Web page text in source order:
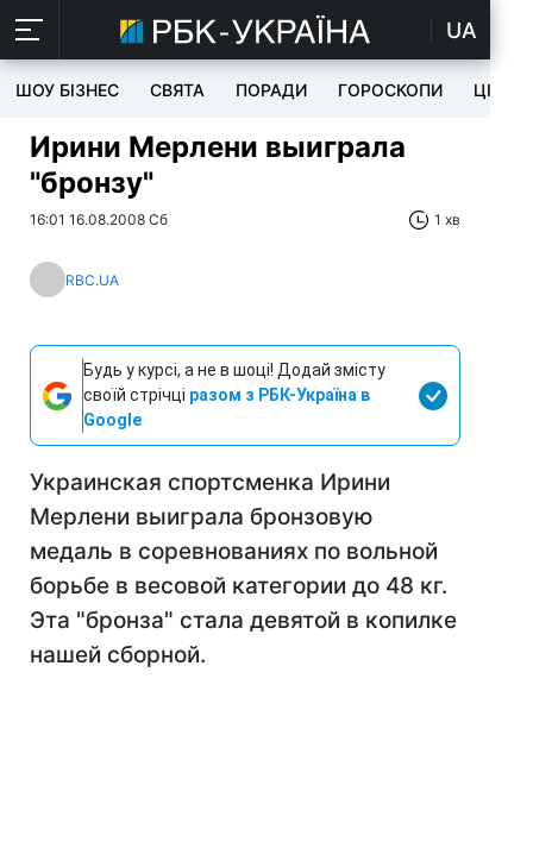
UA
ШОУ БІЗНЕС СВЯТА ПОРАДИ ГОРОСКОПИ ЦІКАВЕ
Ирини Мерлени выиграла
"бронзу"
16:01 16.08.2008 Сб 1 хв
RBC.UA
Будь у курсі, а не в шоці! Додай змісту
своїй стрічці разом з РБК-Україна в
Google
Украинская спортсменка Ирини
Мерлени выиграла бронзовую
медаль в соревнованиях по вольной
борьбе в весовой категории до 48 кг.
Эта "бронза" стала девятой в копилке
нашей сборной.